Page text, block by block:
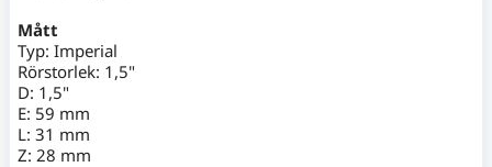
Mått
Typ: Imperial
Rörstorlek: 1,5"
D: 1,5"
E: 59 mm
L: 31 mm
Z: 28 mm